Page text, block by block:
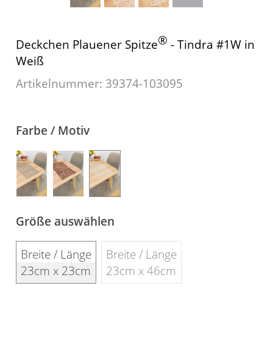
Stoffe
Deckchen Plauener Spitze® - Tindra #1W in
Weiß
Artikelnummer: 39374-103095
Farbe / Motiv
Größe auswählen
Breite / Länge
23cm x 23cm
Breite / Länge
23cm x 46cm